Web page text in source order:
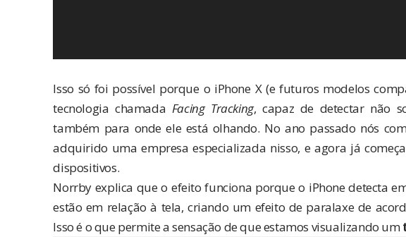
Isso só foi possível porque o iPhone X (e futuros modelos
tecnologia chamada Facing Tracking, capaz de detectar não
também para onde ele está olhando. No ano passado nós
adquirido uma empresa especializada nisso, e agora já
dispositivos.
Norrby explica que o efeito funciona porque o iPhone detecta
estão em relação à tela, criando um efeito de paralaxe de
Isso é o que permite a sensação de que estamos visualizando um